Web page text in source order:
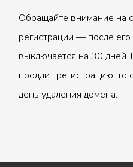
Обращайте внимание на
регистрации — после
выключается на 30 дней.
продлит регистрацию,
день удаления домена.